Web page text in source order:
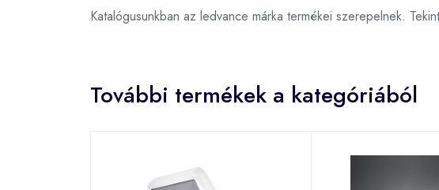
Katalógusunkban az ledvance márka termékei szerepelnek.
További termékek a kategóriából